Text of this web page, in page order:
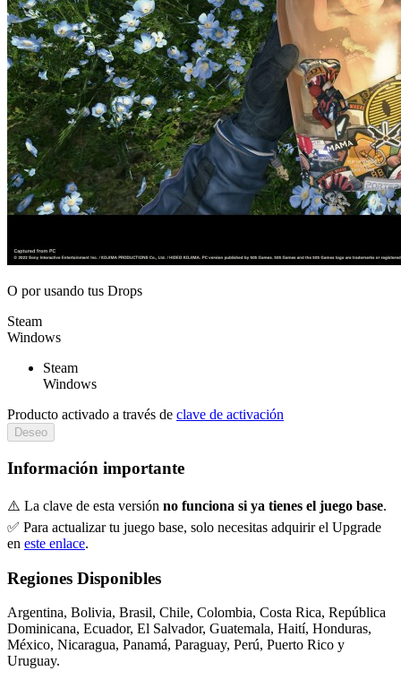
O porusando tus Drops
Steam
Windows
Steam
Windows
Producto activado a través de clave de activación
Deseo
Información importante
⚠️ La clave de esta versión no funciona si ya tienes el juego base.
✅ Para actualizar tu juego base, solo necesitas adquirir el Upgrade
en este enlace.
Regiones Disponibles
Argentina, Bolivia, Brasil, Chile, Colombia, Costa Rica, República
Dominicana, Ecuador, El Salvador, Guatemala, Haití, Honduras,
México, Nicaragua, Panamá, Paraguay, Perú, Puerto Rico y
Uruguay.